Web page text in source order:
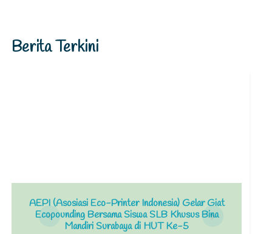
Berita Terkini
AEPI (Asosiasi Eco-Printer Indonesia) Gelar Giat
Ecopounding Bersama Siswa SLB Khusus Bina
Mandiri Surabaya di HUT Ke-5